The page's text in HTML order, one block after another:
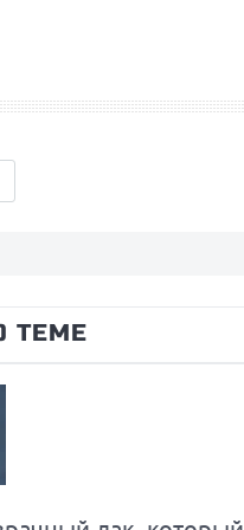
ТЕМЕ